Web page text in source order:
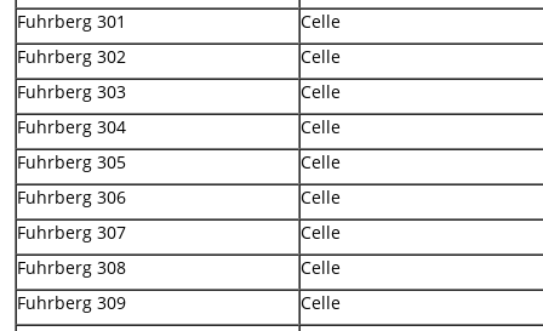
Fuhrberg 301
Celle
Fuhrberg 302
Celle
Fuhrberg 303
Celle
Fuhrberg 304
Celle
Fuhrberg 305
Celle
Fuhrberg 306
Celle
Fuhrberg 307
Celle
Fuhrberg 308
Celle
Fuhrberg 309
Celle